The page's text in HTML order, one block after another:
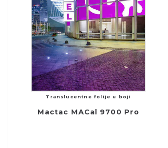
Translucentne folije u boji
Mactac MACal 9700 Pro